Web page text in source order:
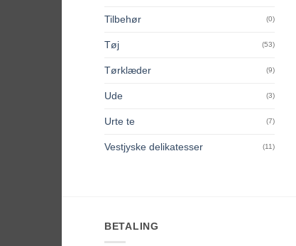
Tilbehør (0)
Tøj (53)
Tørklæder (9)
Ude (3)
Urte te (7)
Vestjyske delikatesser (11)
BETALING